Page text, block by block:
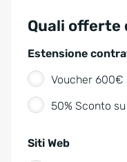
Quali offerte
Estensione
Voucher 600€
50% Sconto
Siti Web